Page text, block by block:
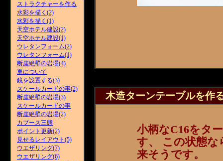
ストラクチャーを作る
水彩を描く(2)
水彩を描く(1)
天空ホテル建設(2)
天空ホテル建設(1)
ウレタンフォーム(2)
ウレタンフォーム(1)
断崖絶壁の岩場(4)
車について
鏡を設置する(3)
スケールカードの事(2)
断崖絶壁の岩場(3)
スケールカードの事
断崖絶壁の岩場(2)
カブース三態
ポイント更新(2)
見せるレイアウト(5)
ウエザリング(7)
ウエザリング(6)
木造ターンテーブルを作
小柄なC16をタ
す、 この状態な
来そうです。